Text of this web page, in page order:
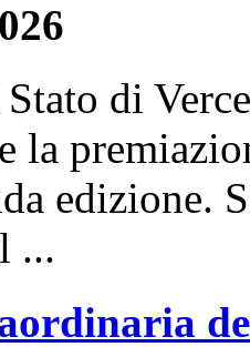
di
la
edizione.
...